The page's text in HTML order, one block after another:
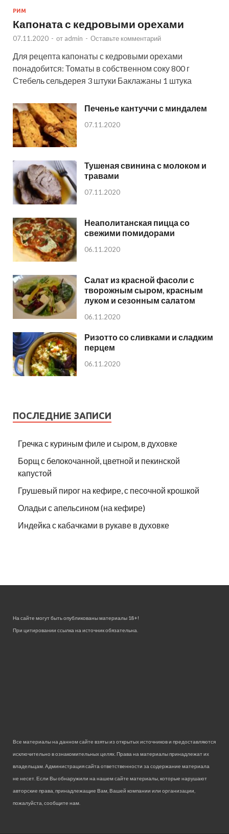
РИМ
Капоната с кедровыми орехами
07.11.2020 - от admin - Оставьте комментарий
Для рецепта капонаты с кедровыми орехами
понадобится: Томаты в собственном соку 800 г
Стебель сельдерея 3 штуки Баклажаны 1 штука
Печенье кантуччи с миндалем
07.11.2020
Тушеная свинина с молоком и
травами
07.11.2020
Неаполитанская пицца со
свежими помидорами
06.11.2020
Салат из красной фасоли с
творожным сыром, красным
луком и сезонным салатом
06.11.2020
Ризотто со сливками и сладким
перцем
06.11.2020
ПОСЛЕДНИЕ ЗАПИСИ
Гречка с куриным филе и сыром, в духовке
Борщ с белокочанной, цветной и пекинской
капустой
Грушевый пирог на кефире, с песочной крошкой
Оладьи с апельсином (на кефире)
Индейка с кабачками в рукаве в духовке
На сайте могут быть опубликованы материалы 18+!
При цитировании ссылка на источник обязательна.
Все материалы на данном сайте взяты из открытых источников и предоставляются
исключительно в ознакомительных целях. Права на материалы принадлежат их
владельцам. Администрация сайта ответственности за содержание материала
не несет. Если Вы обнаружили на нашем сайте материалы, которые нарушают
авторские права, принадлежащие Вам, Вашей компании или организации,
пожалуйста, сообщите нам.